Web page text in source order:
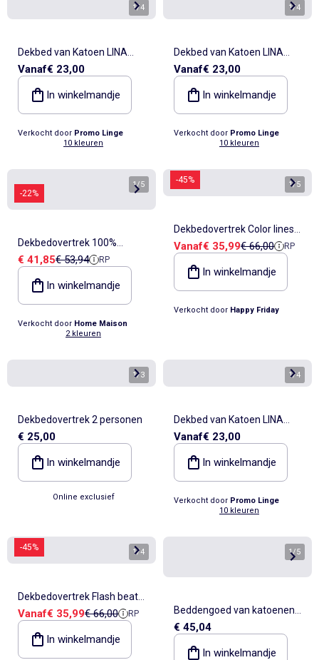
1/4
Dekbed van Katoen LINA
Douceur d'Intérieur
Vanaf€ 23,00
In winkelmandje
Verkocht door Promo Linge
10 kleuren
1/4
Dekbed van Katoen LINA
Douceur d'Intérieur
Vanaf€ 23,00
In winkelmandje
Verkocht door Promo Linge
10 kleuren
-22%
1/5
Dekbedovertrek 100%
Perkaal Katoen ORIGINE
Verkoopprijs
€ 41,85Referentieprijs
€ 53,94 RP
In winkelmandje
Verkocht door Home Maison
2 kleuren
-45% 1/5
Dekbedovertrek Color lines
"Happyfriday"
VanafVerkoopprijs
€ 35,99Referentieprijs
€ 66,00 RP
In winkelmandje
Verkocht door Happy Friday
1/3
Dekbedovertrek 2 personen
€ 25,00
In winkelmandje
Online exclusief
1/4
Dekbed van Katoen LINA
Douceur d'Intérieur
Vanaf€ 23,00
In winkelmandje
Verkocht door Promo Linge
10 kleuren
-45% 1/4
Dekbedovertrek Flash beat
"Happyfriday"
VanafVerkoopprijs
€ 35,99Referentieprijs
€ 66,00 RP
In winkelmandje
1/5
Beddengoed van katoenen
gaas Alia PROMO LINGE
€ 45,04
In winkelmandje